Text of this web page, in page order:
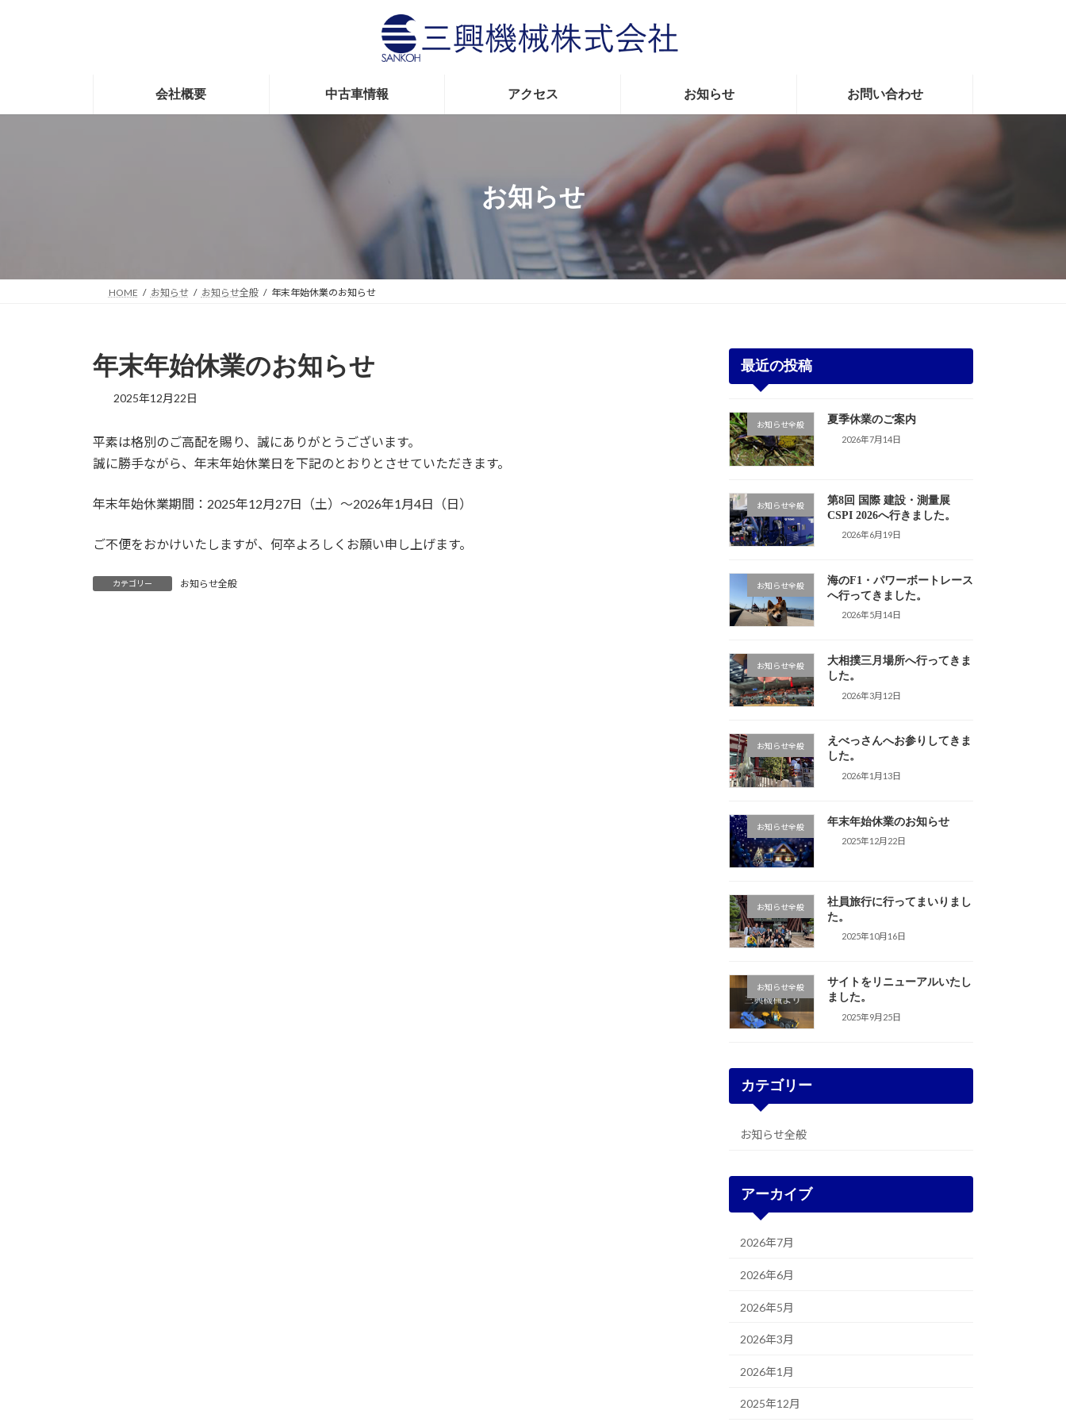
会社概要 中古車情報 アクセス お知らせ お問い合わせ
お知らせ
HOME お知らせ お知らせ全般 年末年始休業のお知らせ
年末年始休業のお知らせ
2025年12月22日
平素は格別のご高配を賜り、誠にありがとうございます。
誠に勝手ながら、年末年始休業日を下記のとおりとさせていただきます。
年末年始休業期間：2025年12月27日（土）～2026年1月4日（日）
ご不便をおかけいたしますが、何卒よろしくお願い申し上げます。
カテゴリー お知らせ全般
最近の投稿
お知らせ全般 夏季休業のご案内
2026年7月14日
お知らせ全般
第8回 国際 建設・測量展
CSPI 2026へ行きました。
2026年6月19日
お知らせ全般
海のF1・パワーボートレース
へ行ってきました。
2026年5月14日
お知らせ全般
大相撲三月場所へ行ってきま
した。
2026年3月12日
お知らせ全般
えべっさんへお参りしてきま
した。
2026年1月13日
お知らせ全般 年末年始休業のお知らせ
2025年12月22日
お知らせ全般
社員旅行に行ってまいりまし
た。
2025年10月16日
お知らせ全般
サイトをリニューアルいたし
ました。
2025年9月25日
カテゴリー
お知らせ全般
アーカイブ
2026年7月
2026年6月
2026年5月
2026年3月
2026年1月
2025年12月